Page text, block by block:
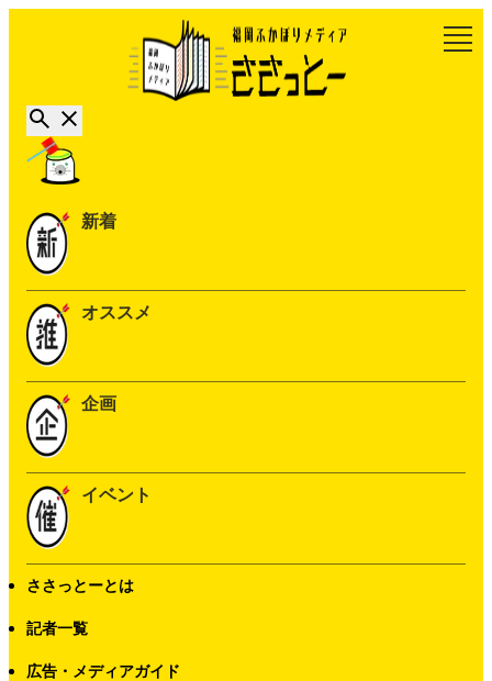
新着
オススメ
企画
イベント
ささっとーとは
記者一覧
広告・メディアガイド